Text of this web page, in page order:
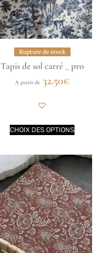
Rupture de stock
Tapis de sol carré _ pro
A partir de 32.50€
CHOIX DES OPTIONS